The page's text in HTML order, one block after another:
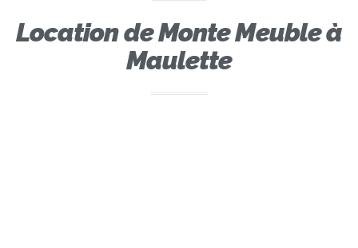
Location de Monte Meuble à
Maulette